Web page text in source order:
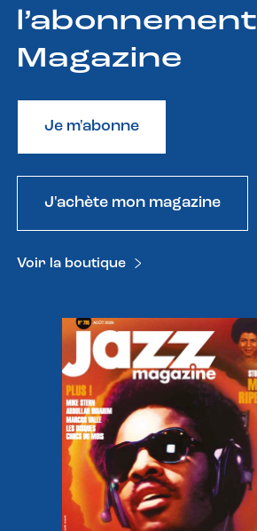
Magazine
Je m'abonne
J'achète mon magazine
Voir la boutique